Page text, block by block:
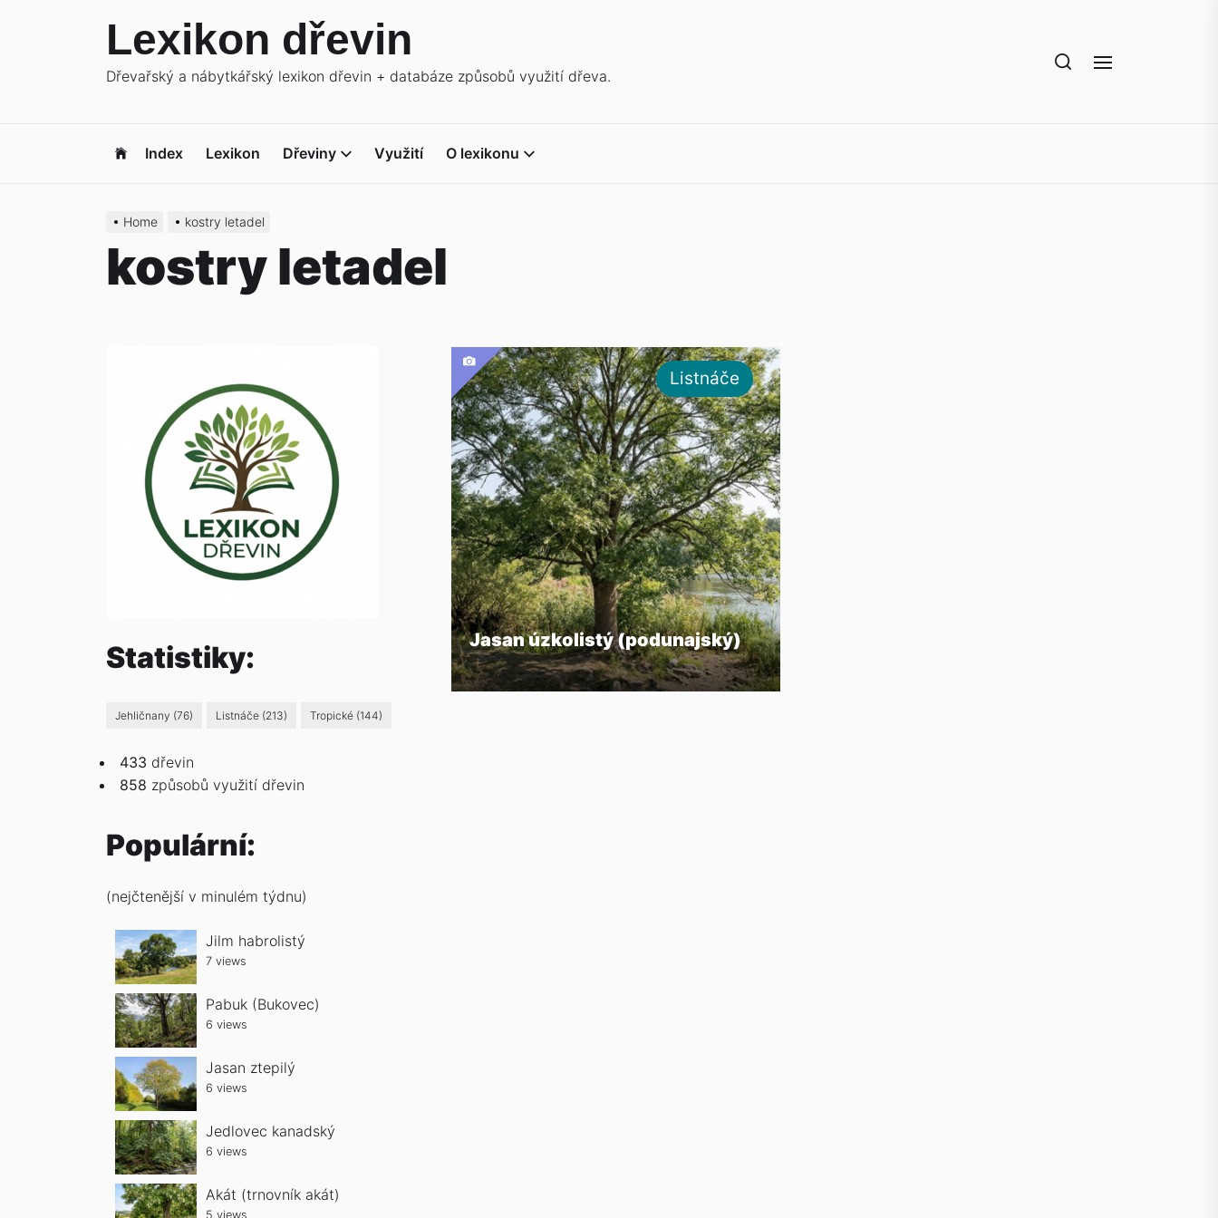
Lexikon dřevin
Dřevařský a nábytkářský lexikon dřevin + databáze způsobů využití dřeva.
Index Lexikon Dřeviny Využití O lexikonu
Home kostry letadel
kostry letadel
Listnáče
Jasan úzkolistý (podunajský)
Statistiky:
Jehličnany (76) Listnáče (213) Tropické (144)
433 dřevin
858 způsobů využití dřevin
Populární:
(nejčtenější v minulém týdnu)
Jilm habrolistý
7 views
Pabuk (Bukovec)
6 views
Jasan ztepilý
6 views
Jedlovec kanadský
6 views
Akát (trnovník akát)
5 views